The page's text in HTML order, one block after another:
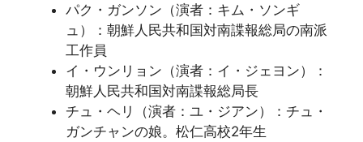
パク・ガンソン（演者：キム・ソンギ
ュ）：朝鮮人民共和国対南諜報総局の南派
工作員
イ・ウンリョン（演者：イ・ジェヨン）：
朝鮮人民共和国対南諜報総局長
チュ・ヘリ（演者：ユ・ジアン）：チュ・
ガンチャンの娘。松仁高校2年生